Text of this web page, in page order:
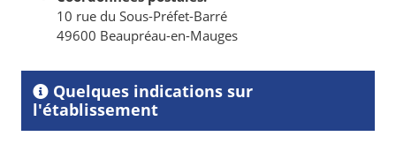
10 rue du Sous-Préfet-Barré
49600 Beaupréau-en-Mauges
Quelques indications sur
l'établissement